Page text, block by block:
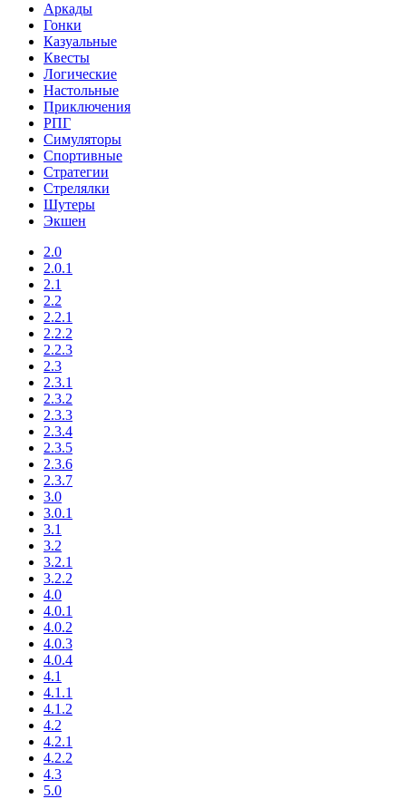
Аркады
Гонки
Казуальные
Квесты
Логические
Настольные
Приключения
РПГ
Симуляторы
Спортивные
Стратегии
Стрелялки
Шутеры
Экшен
2.0
2.0.1
2.1
2.2
2.2.1
2.2.2
2.2.3
2.3
2.3.1
2.3.2
2.3.3
2.3.4
2.3.5
2.3.6
2.3.7
3.0
3.0.1
3.1
3.2
3.2.1
3.2.2
4.0
4.0.1
4.0.2
4.0.3
4.0.4
4.1
4.1.1
4.1.2
4.2
4.2.1
4.2.2
4.3
5.0